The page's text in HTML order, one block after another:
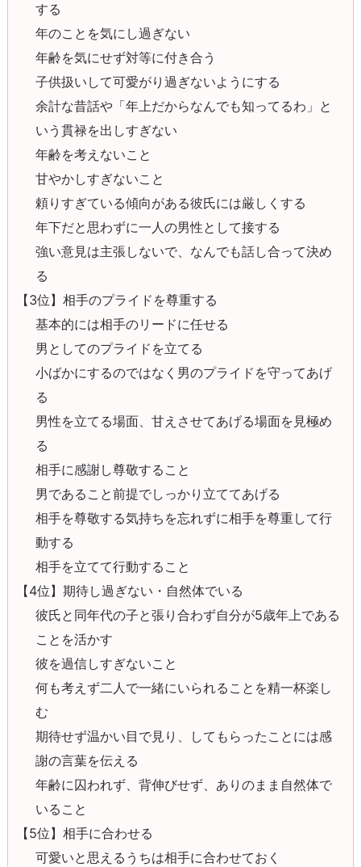
する
年のことを気にし過ぎない
年齢を気にせず対等に付き合う
子供扱いして可愛がり過ぎないようにする
余計な昔話や「年上だからなんでも知ってるわ」と
いう貫禄を出しすぎない
年齢を考えないこと
甘やかしすぎないこと
頼りすぎている傾向がある彼氏には厳しくする
年下だと思わずに一人の男性として接する
強い意見は主張しないで、なんでも話し合って決め
る
【3位】相手のプライドを尊重する
基本的には相手のリードに任せる
男としてのプライドを立てる
小ばかにするのではなく男のプライドを守ってあげ
る
男性を立てる場面、甘えさせてあげる場面を見極め
る
相手に感謝し尊敬すること
男であること前提でしっかり立ててあげる
相手を尊敬する気持ちを忘れずに相手を尊重して行
動する
相手を立てて行動すること
【4位】期待し過ぎない・自然体でいる
彼氏と同年代の子と張り合わず自分が5歳年上である
ことを活かす
彼を過信しすぎないこと
何も考えず二人で一緒にいられることを精一杯楽し
む
期待せず温かい目で見り、してもらったことには感
謝の言葉を伝える
年齢に囚われず、背伸びせず、ありのまま自然体で
いること
【5位】相手に合わせる
可愛いと思えるうちは相手に合わせておく